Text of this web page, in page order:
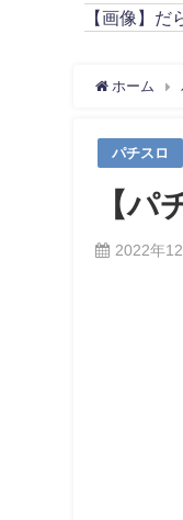
【画像】
ホーム
パチスロ
【パ
2022年